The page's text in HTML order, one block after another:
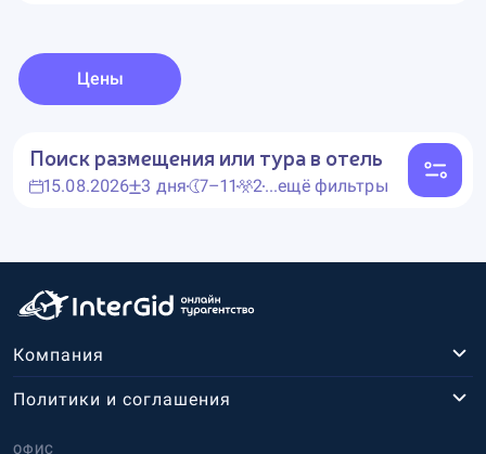
Цены
Поиск размещения или тура в отель
15.08.2026 3 дня 7–11 2...ещё фильтры
Компания
ОФИС
Политики и соглашения